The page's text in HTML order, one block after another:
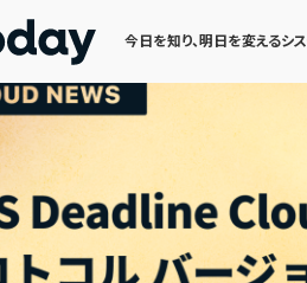
今日を知り、明日を変えるシ